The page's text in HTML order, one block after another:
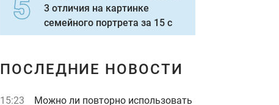
3 отличия на картинке
семейного портрета за 15 с
ПОСЛЕДНИЕ НОВОСТИ
15:23
Можно ли повторно использовать